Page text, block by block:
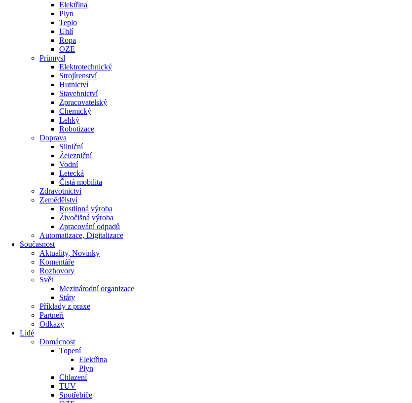
Elektřina
Plyn
Teplo
Uhlí
Ropa
OZE
Průmysl
Elektrotechnický
Strojírenství
Hutnictví
Stavebnictví
Zpracovatelský
Chemický
Lehký
Robotizace
Doprava
Silniční
Železniční
Vodní
Letecká
Čistá mobilita
Zdravotnictví
Zemědělství
Rostlinná výroba
Živočišná výroba
Zpracování odpadů
Automatizace, Digitalizace
Současnost
Aktuality, Novinky
Komentáře
Rozhovory
Svět
Mezinárodní organizace
Státy
Příklady z praxe
Partneři
Odkazy
Lidé
Domácnost
Topení
Elektřina
Plyn
Chlazení
TUV
Spotřebiče